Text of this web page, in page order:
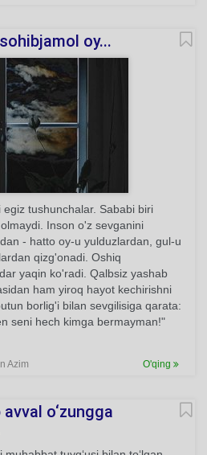
oy...
tushunchalar. Sababi biri
Inson o'z sevganini
- hatto oy-u yulduzlardan, gul-u
qizg'onadi. Oshiq
yaqin ko'radi. Qalbsiz yashab
ham yiroq hayot kechirishni
borlig'i bilan sevgilisiga qarata:
seni hech kimga bermayman!"
Azim O'qing
o‘zungga